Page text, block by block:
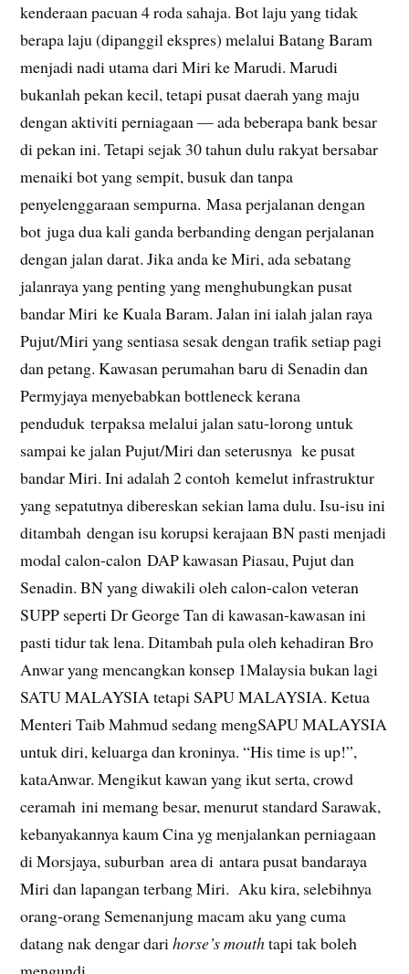
kenderaan pacuan 4 roda sahaja. Bot laju yang tidak
berapa laju (dipanggil ekspres) melalui Batang Baram
menjadi nadi utama dari Miri ke Marudi. Marudi
bukanlah pekan kecil, tetapi pusat daerah yang maju
dengan aktiviti perniagaan — ada beberapa bank besar
di pekan ini. Tetapi sejak 30 tahun dulu rakyat bersabar
menaiki bot yang sempit, busuk dan tanpa
penyelenggaraan sempurna. Masa perjalanan dengan
bot juga dua kali ganda berbanding dengan perjalanan
dengan jalan darat. Jika anda ke Miri, ada sebatang
jalanraya yang penting yang menghubungkan pusat
bandar Miri ke Kuala Baram. Jalan ini ialah jalan raya
Pujut/Miri yang sentiasa sesak dengan trafik setiap pagi
dan petang. Kawasan perumahan baru di Senadin dan
Permyjaya menyebabkan bottleneck kerana
penduduk terpaksa melalui jalan satu-lorong untuk
sampai ke jalan Pujut/Miri dan seterusnya ke pusat
bandar Miri. Ini adalah 2 contoh kemelut infrastruktur
yang sepatutnya dibereskan sekian lama dulu. Isu-isu ini
ditambah dengan isu korupsi kerajaan BN pasti menjadi
modal calon-calon DAP kawasan Piasau, Pujut dan
Senadin. BN yang diwakili oleh calon-calon veteran
SUPP seperti Dr George Tan di kawasan-kawasan ini
pasti tidur tak lena. Ditambah pula oleh kehadiran Bro
Anwar yang mencangkan konsep 1Malaysia bukan lagi
SATU MALAYSIA tetapi SAPU MALAYSIA. Ketua
Menteri Taib Mahmud sedang mengSAPU MALAYSIA
untuk diri, keluarga dan kroninya. “His time is up!”,
kataAnwar. Mengikut kawan yang ikut serta, crowd
ceramah ini memang besar, menurut standard Sarawak,
kebanyakannya kaum Cina yg menjalankan perniagaan
di Morsjaya, suburban area di antara pusat bandaraya
Miri dan lapangan terbang Miri. Aku kira, selebihnya
orang-orang Semenanjung macam aku yang cuma
datang nak dengar darihorse’s mouthtapi tak boleh